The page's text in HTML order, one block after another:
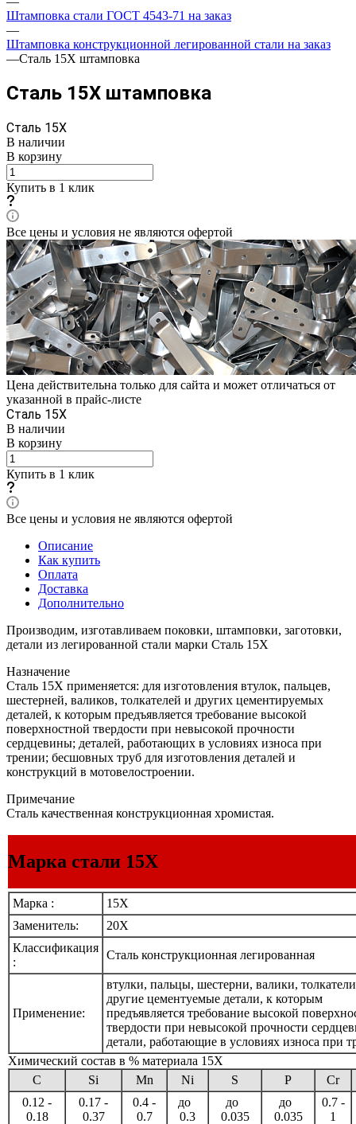
Штамповка стали ГОСТ 4543-71 на заказ
—
Штамповка конструкционной легированной стали на заказ
—Сталь 15Х штамповка
Сталь 15Х штамповка
Сталь 15Х
В наличии
В корзину
Купить в 1 клик
Все цены и условия не являются офертой
Цена действительна только для сайта и может отличаться от
указанной в прайс-листе
Сталь 15Х
В наличии
В корзину
Купить в 1 клик
Все цены и условия не являются офертой
Описание
Как купить
Оплата
Доставка
Дополнительно
Производим, изготавливаем поковки, штамповки, заготовки,
детали из легированной стали марки Сталь 15Х
Назначение
Сталь 15Х применяется: для изготовления втулок, пальцев,
шестерней, валиков, толкателей и других цементируемых
деталей, к которым предъявляется требование высокой
поверхностной твердости при невысокой прочности
сердцевины; деталей, работающих в условиях износа при
трении; бесшовных труб для изготовления деталей и
конструкций в мотовелостроении.
Примечание
Сталь качественная конструкционная хромистая.
Марка стали 15Х
Марка :
15Х
Заменитель:
20Х
Классификация
:
Сталь конструкционная легированная
Применение:
втулки, пальцы, шестерни, валики,
другие цементуемые детали, к которым
предъявляется требование высокой
твердости при невысокой прочности
детали, работающие в условиях износа при
Химический состав в % материала 15Х
C
Si Mn Ni S P
Cr
0.12 -
0.18
0.17 -
0.37
0.4 -
0.7
до
0.3
до
0.035
до
0.035
0.7 -
1